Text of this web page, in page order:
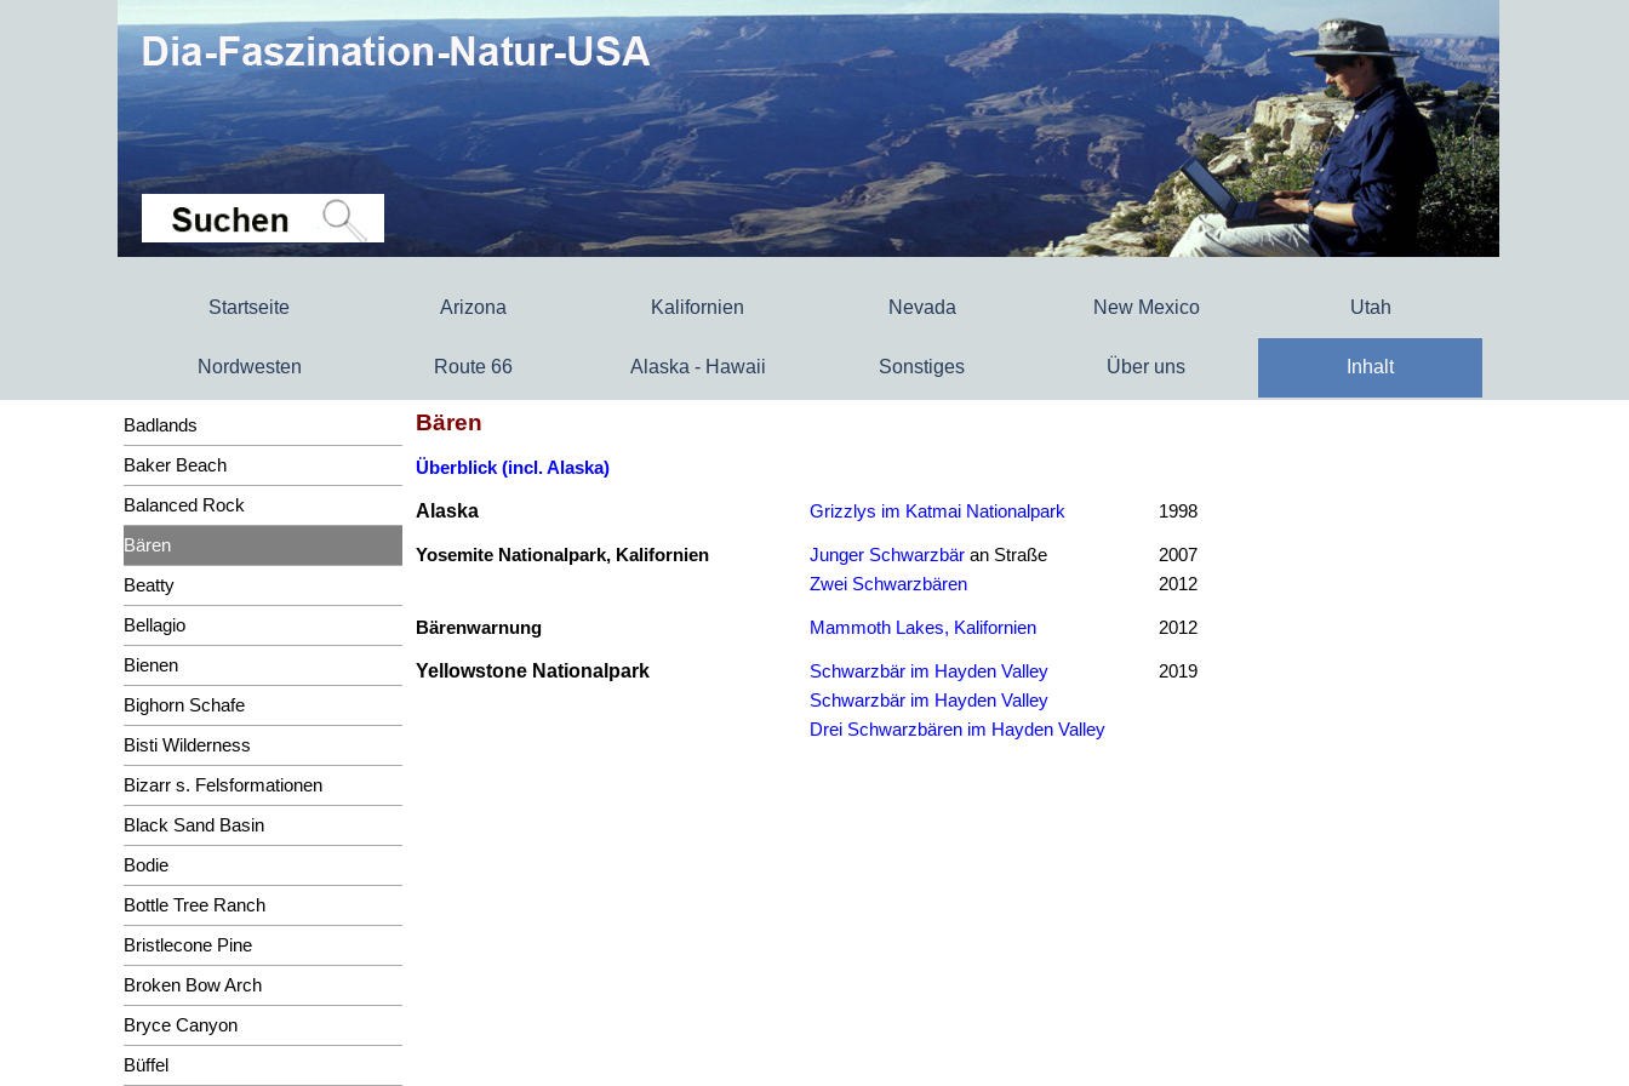
Startseite Arizona Kalifornien Nevada New Mexico Utah
Nordwesten Route 66 Alaska - Hawaii Sonstiges Über uns Inhalt
Badlands
Baker Beach
Balanced Rock
Bären
Beatty
Bellagio
Bienen
Bighorn Schafe
Bisti Wilderness
Bizarr s. Felsformationen
Black Sand Basin
Bodie
Bottle Tree Ranch
Bristlecone Pine
Broken Bow Arch
Bryce Canyon
Büffel
Bären
Überblick (incl. Alaska)
Alaska Grizzlys im Katmai Nationalpark 1998
Yosemite Nationalpark, Kalifornien Junger Schwarzbäran Straße
Zwei Schwarzbären
2007
2012
Bärenwarnung Mammoth Lakes, Kalifornien 2012
Yellowstone Nationalpark
Schwarzbär im Hayden Valley
Schwarzbär im Hayden Valley
Drei Schwarzbären im Hayden Valley
2019